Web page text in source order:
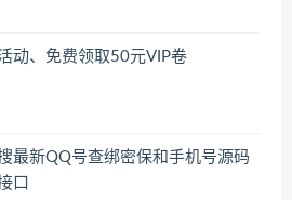
动、免费领取50元VIP卷
最新QQ号查绑密保和手机号源码
口